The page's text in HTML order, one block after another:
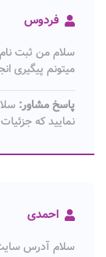
فردوس
سلام من ثبت
میتونم پیگیری
پاسخ مشاور:
نمایید که
احمدی
سلام آدرس